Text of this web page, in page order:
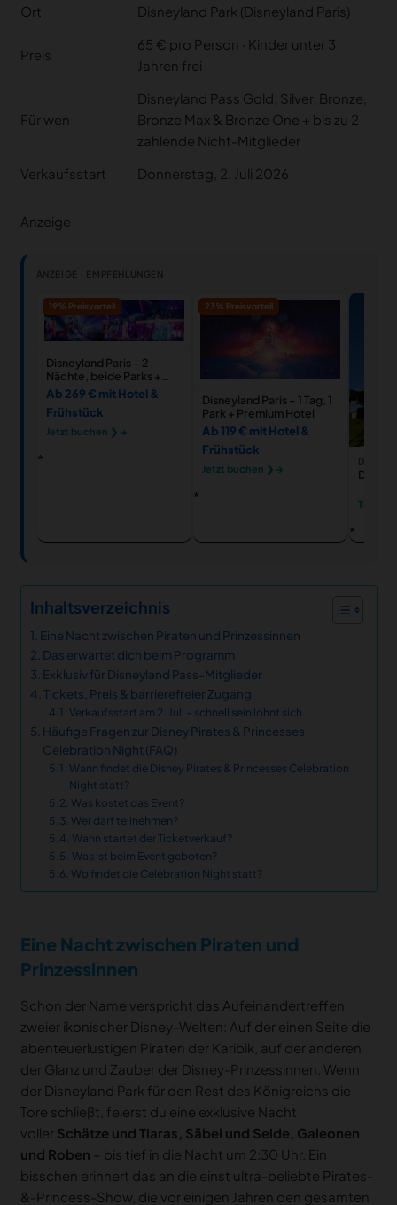
Ort
Disneyland Park (Disneyland Paris)
Preis
65 € pro Person · Kinder unter 3
Jahren frei
Für wen
Disneyland Pass Gold, Silver, Bronze,
Bronze Max & Bronze One + bis zu 2
zahlende Nicht-Mitglieder
Verkaufsstart
Donnerstag, 2. Juli 2026
Anzeige
ANZEIGE · EMPFEHLUNGEN
19% Preisvorteil
Disneyland Paris – 2
Nächte, beide Parks +
Hotel
Ab 269 € mit Hotel &
Frühstück
Jetzt buchen ❯ →
23% Preisvorteil
Disneyland Paris – 1 Tag, 1
Park + Premium Hotel
Ab 119 € mit Hotel &
Frühstück
Jetzt buchen ❯ →
Tickets
Inhaltsverzeichnis
Eine Nacht zwischen Piraten und Prinzessinnen
Das erwartet dich beim Programm
Exklusiv für Disneyland Pass-Mitglieder
Tickets, Preis & barrierefreier Zugang
Verkaufsstart am 2. Juli – schnell sein lohnt sich
Häufige Fragen zur Disney Pirates & Princesses
Celebration Night (FAQ)
Wann findet die Disney Pirates & Princesses Celebration
Night statt?
Was kostet das Event?
Wer darf teilnehmen?
Wann startet der Ticketverkauf?
Was ist beim Event geboten?
Wo findet die Celebration Night statt?
Eine Nacht zwischen Piraten und
Prinzessinnen
Schon der Name verspricht das Aufeinandertreffen
zweier ikonischer Disney-Welten: Auf der einen Seite die
abenteuerlustigen Piraten der Karibik, auf der anderen
der Glanz und Zauber der Disney-Prinzessinnen. Wenn
der Disneyland Park für den Rest des Königreichs die
Tore schließt, feierst du eine exklusive Nacht
voller Schätze und Tiaras, Säbel und Seide, Galeonen
und Roben – bis tief in die Nacht um 2:30 Uhr. Ein
bisschen erinnert das an die einst ultra-beliebte Pirates-
&-Princess-Show, die vor einigen Jahren den gesamten